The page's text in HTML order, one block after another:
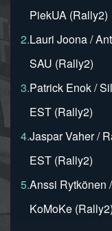
PiekUA (Rally2)
2.Lauri Joona /
SAU (Rally2)
3.Patrick Enok /
EST (Rally2)
4.Jaspar Vaher /
EST (Rally2)
5.Anssi Rytkönen
KoMoKe (Rally2)